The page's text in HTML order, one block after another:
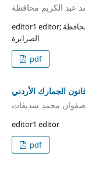
عبد الكريم محافظة
editor1 editor; د. أحمد خليف العفيف أ. د. محمد عبد الكريم محافظة
الصرايرة
pdf
الجمارك الأردني
صفوان محمد شديفات
editor1 editor
pdf